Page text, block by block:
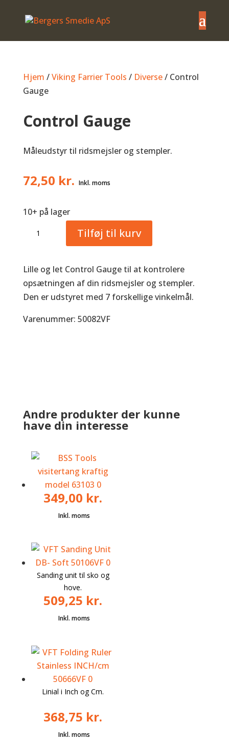
Hjem /Viking Farrier Tools / Diverse/ Control
Gauge
Control Gauge
Måleudstyr til ridsmejsler og stempler.
72,50 kr.
10+ på lager
Gauge
Tilføj til kurv
Lille og let Control Gauge til at kontrolere
opsætningen af din ridsmejsler og stempler.
Den er udstyret med 7 forskellige vinkelmål.
Varenummer: 50082VF
Andre produkter der kunne
have din interesse
349,00 kr.
Sanding unit til sko og
hove.
509,25 kr.
Linial i Inch og Cm.
368,75 kr.